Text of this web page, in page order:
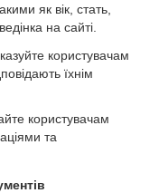
як вік, стать,
на сайті.
користувачам
їхнім
користувачам
та